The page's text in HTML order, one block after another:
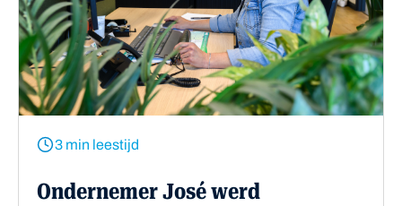
3 min leestijd
Ondernemer José werd